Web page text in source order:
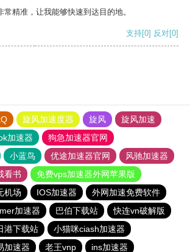
精准，让我能够快速到达目的地。
支持[0] 反对[0]
旋风加速度器 旋风
旋风加速
加速器
狗急加速器官网
小蓝鸟 优途加速器官网
风驰加速器
看书
免费vps加速器外网苹果版
机场 IOS加速器
外网加速免费软件
加速器 巴伯下载站
快连vn破解版
港下载站
小猫咪ciash加速器
加速器 老王vnp ins加速器